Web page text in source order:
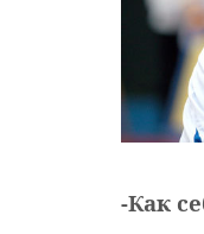
-Как